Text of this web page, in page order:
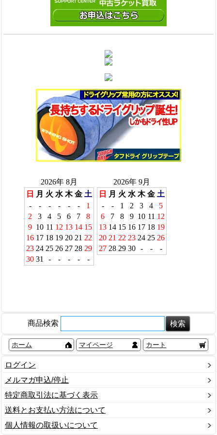
商品検索
ホーム マイページ カート
ログイン
メルマガ申込/停止
特定商取引法に基づく表示
送料とお支払い方法について
個人情報の取扱いについて